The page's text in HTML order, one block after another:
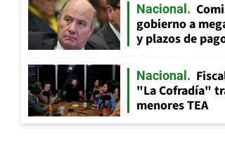
Nacional
gobierno a
y plazos de
Nacional
"La Cofradía"
menores TEA